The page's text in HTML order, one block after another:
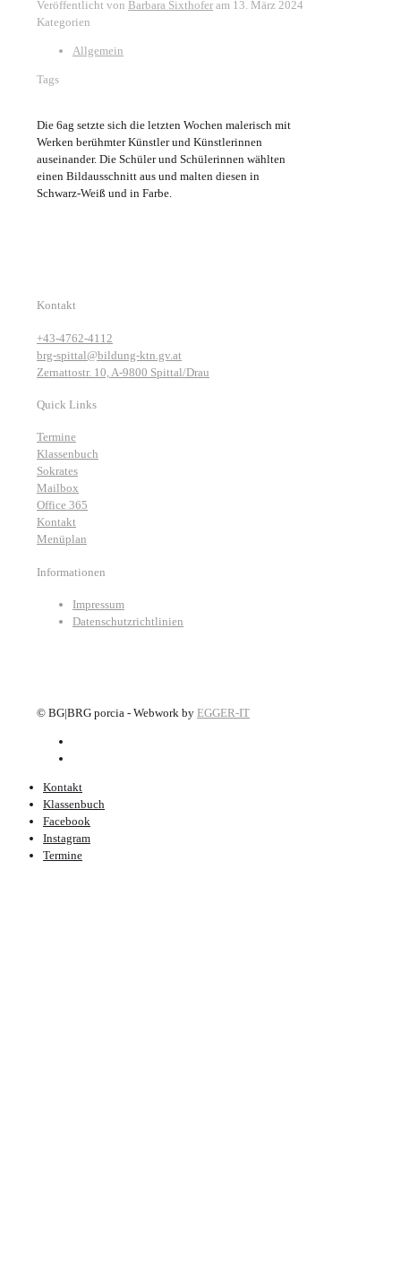
Veröffentlicht von Barbara Sixthofer am 13. März 2024
Kategorien
Allgemein
Tags
Die 6ag setzte sich die letzten Wochen malerisch mit
Werken berühmter Künstler und Künstlerinnen
auseinander. Die Schüler und Schülerinnen wählten
einen Bildausschnitt aus und malten diesen in
Schwarz-Weiß und in Farbe.
Kontakt
+43-4762-4112
brg-spittal@bildung-ktn.gv.at
Zernattostr. 10, A-9800 Spittal/Drau
Quick Links
Termine
Klassenbuch
Sokrates
Mailbox
Office 365
Kontakt
Menüplan
Informationen
Impressum
Datenschutzrichtlinien
© BG|BRG porcia - Webwork by EGGER-IT
Kontakt
Klassenbuch
Facebook
Instagram
Termine